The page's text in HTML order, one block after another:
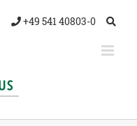
+49 541 40803-0